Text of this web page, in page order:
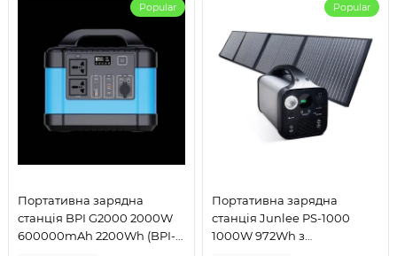
Popular
Портативна зарядна
станція BPI G2000 2000W
600000mAh 2200Wh (BPI-
Popular
Портативна зарядна
станція Junlee PS-1000
1000W 972Wh з